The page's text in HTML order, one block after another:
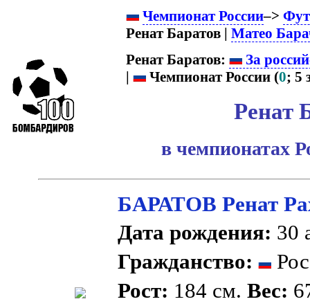
Чемпионат России–>
Ренат Баратов | Матео
Ренат Баратов:
За
|
Чемпионат России (0; 5
Ренат
в чемпионатах
БАРАТОВ Ренат
Дата рождения: 30
Гражданство:
Рост: 184 см.Вес: